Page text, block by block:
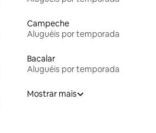
Campeche
Aluguéis por temporada
Bacalar
Aluguéis por temporada
Mostrar mais